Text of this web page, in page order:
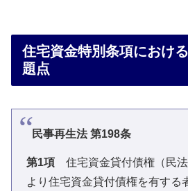
住宅資金特別条項におけ
題点
民事再生法 第198条
第1項 住宅資金貸付債権（民
より住宅資金貸付債権を有する